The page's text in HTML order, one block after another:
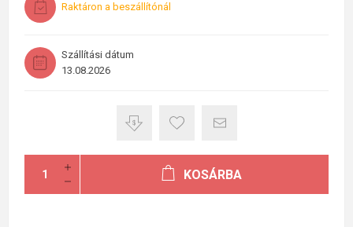
Raktáron a beszállítónál
Szállítási dátum
13.08.2026
KOSÁRBA